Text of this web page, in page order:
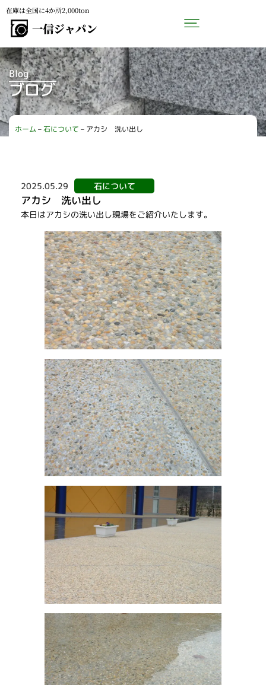
在庫は全国に4か所2,000ton
Blog
ブログ
ホーム –石について – アカシ 洗い出し
2025.05.29 石について
アカシ 洗い出し
本日はアカシの洗い出し現場をご紹介いたします。